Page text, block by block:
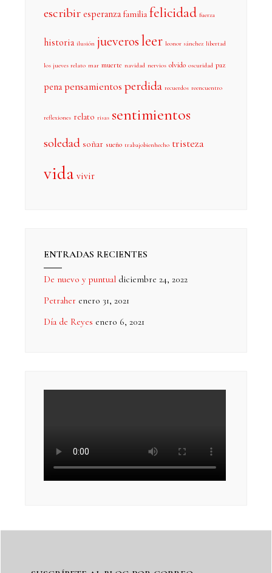
escribir esperanza familia felicidad fuerza
historia ilusión jueverosleer leonor sánchez libertad
los jueves relato mar muerte navidad nervios olvido oscuridad paz
pena pensamientos perdida recuerdos reencuentro
reflexiones relato risas sentimientos
soledad soñar sueño trabajobienhecho tristeza
vida vivir
ENTRADAS RECIENTES
De nuevo y puntual diciembre 24, 2022
Petraher enero 31, 2021
Día de Reyes enero 6, 2021